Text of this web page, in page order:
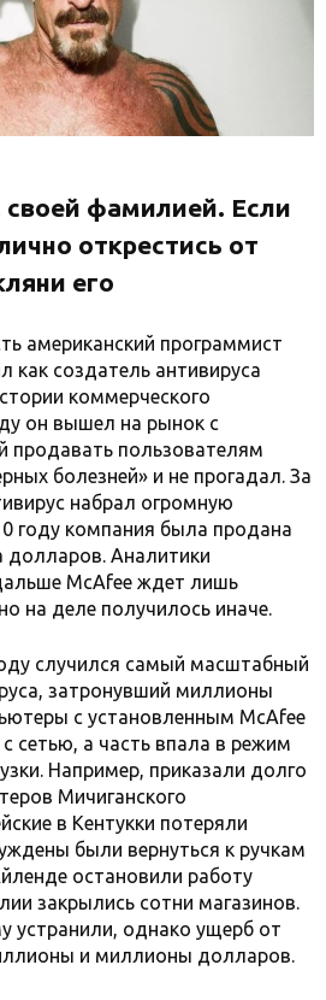
своей фамилией. Если
открестись от
его
американский программист
создатель антивируса
коммерческого
он вышел на рынок с
продавать пользователям
болезней» и не прогадал. За
набрал огромную
году компания была продана
долларов. Аналитики
McAfee ждет лишь
на деле получилось иначе.
случился самый масштабный
затронувший миллионы
с установленным McAfee
сетью, а часть впала в режим
Например, приказали долго
Мичиганского
в Кентукки потеряли
были вернуться к ручкам
остановили работу
закрылись сотни магазинов.
устранили, однако ущерб от
и миллионы долларов.